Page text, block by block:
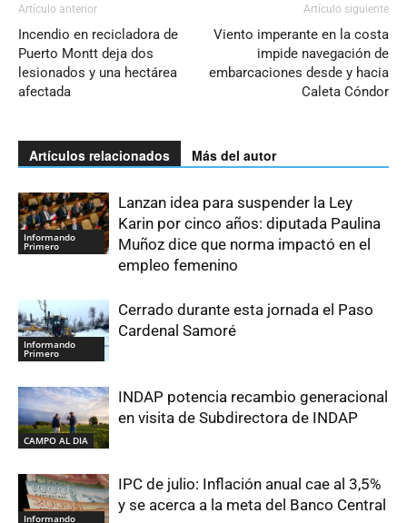
Artículo anterior
Incendio en recicladora de
Puerto Montt deja dos
lesionados y una hectárea
afectada
Artículo siguiente
Viento imperante en la costa
impide navegación de
embarcaciones desde y hacia
Caleta Cóndor
Artículos relacionados Más del autor
Informando
Primero
Lanzan idea para suspender la Ley
Karin por cinco años: diputada Paulina
Muñoz dice que norma impactó en el
empleo femenino
Informando
Primero
Cerrado durante esta jornada el Paso
Cardenal Samoré
CAMPO AL DIA
INDAP potencia recambio generacional
en visita de Subdirectora de INDAP
Informando
IPC de julio: Inflación anual cae al 3,5%
y se acerca a la meta del Banco Central